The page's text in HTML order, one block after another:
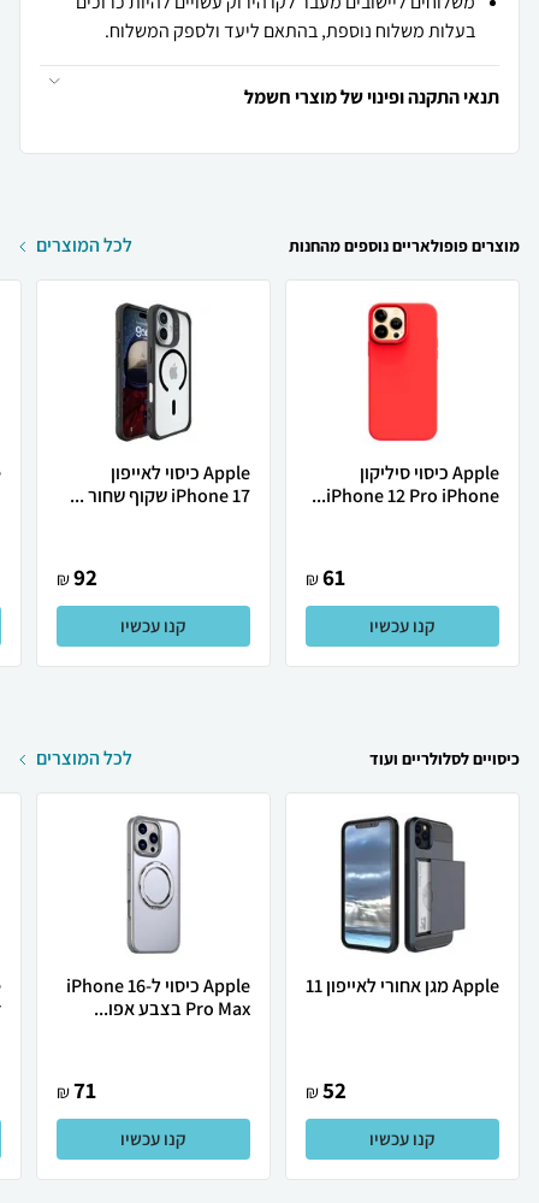
בעלות משלוח נוספת, בהתאם ליעד ולספק המשלוח.
תנאי התקנה ופינוי של מוצרי חשמל
מוצרים פופולאריים נוספים מהחנות לכל המוצרים
Apple כיסוי סיליקון
iPhone 12 Pro iPhone...
61
₪
קנו עכשיו
Apple כיסוי לאייפון
iPhone 17 שקוף שחור ...
92
₪
קנו עכשיו
כיסויים לסלולריים ועוד לכל המוצרים
Apple מגן אחורי לאייפון 11
52
₪
קנו עכשיו
Apple כיסוי ל-iPhone 16
Pro Max בצבע אפו...
71
₪
קנו עכשיו